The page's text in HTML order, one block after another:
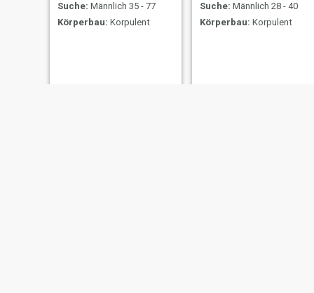
Suche: Männlich 35 - 77
Körperbau: Korpulent
Suche: Männlich 28 - 40
Körperbau: Korpulent